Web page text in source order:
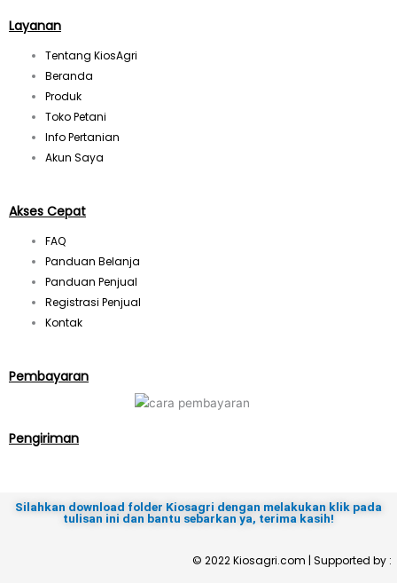
Layanan
Tentang KiosAgri
Beranda
Produk
Toko Petani
Info Pertanian
Akun Saya
Akses Cepat
FAQ
Panduan Belanja
Panduan Penjual
Registrasi Penjual
Kontak
Pembayaran
Pengiriman
Silahkan download folder Kiosagri dengan melakukan klik pada
tulisan ini dan bantu sebarkan ya, terima kasih!
© 2022 Kiosagri.com | Supported by :